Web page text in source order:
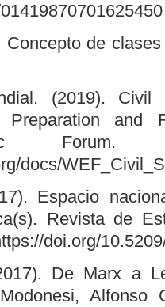
de
(2019).
Preparation and
Forum.
docs/
Espacio
Revista de
doi.org/
De Marx a
Alfonso